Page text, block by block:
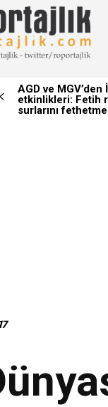
AGD ve
etkinlikleri: Fetih
surlarını